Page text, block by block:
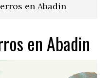
en Abadin
en Abadin